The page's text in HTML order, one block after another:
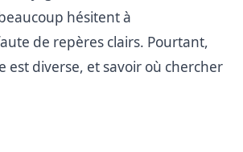
une expérience sereine
hésitent à
de repères clairs. Pourtant,
est diverse, et savoir où chercher